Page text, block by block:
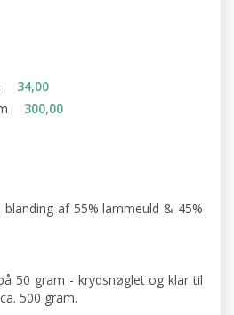
34,00
300,00
af 55% lammeuld & 45%
50 gram - krydsnøglet og klar til
500 gram.